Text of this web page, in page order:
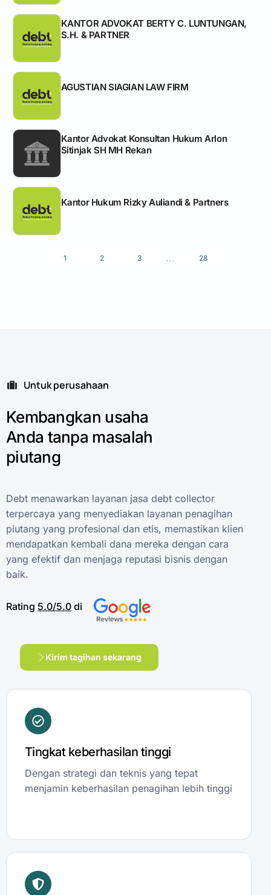
KANTOR ADVOKAT BERTY C. LUNTUNGAN,
S.H. & PARTNER
AGUSTIAN SIAGIAN LAW FIRM
Kantor Advokat Konsultan Hukum Arlon
Sitinjak SH MH Rekan
Kantor Hukum Rizky Auliandi & Partners
1 2 3 ... 28
Untuk perusahaan
Kembangkan usaha
Anda tanpa masalah
piutang
Debt menawarkan layanan jasa debt collector
terpercaya yang menyediakan layanan penagihan
piutang yang profesional dan etis, memastikan klien
mendapatkan kembali dana mereka dengan cara
yang efektif dan menjaga reputasi bisnis dengan
baik.
Rating 5.0/5.0 di
Kirim tagihan sekarang
Tingkat keberhasilan tinggi
Dengan strategi dan teknis yang tepat
menjamin keberhasilan penagihan lebih tinggi